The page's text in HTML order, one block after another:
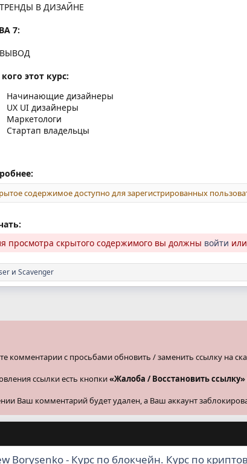
В ДИЗАЙНЕ
7:
этот курс:
Начинающие дизайнеры
UX UI дизайнеры
Маркетологи
Стартап владельцы
содержимое доступно для зарегистрированных
просмотра скрытого содержимого вы должны войти или
и Scavenger
комментарии с просьбами обновить / заменить ссылку на
ссылки есть кнопки«Жалоба / Восстановить ссылку»
Ваш комментарий будет удален, а Ваш аккаунт
Borysenko - Курс по блокчейн. Курс по